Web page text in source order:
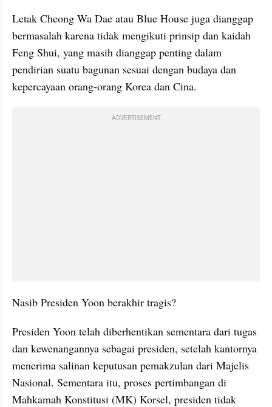
Letak Cheong Wa Dae atau Blue House juga dianggap
bermasalah karena tidak mengikuti prinsip dan kaidah
Feng Shui, yang masih dianggap penting dalam
pendirian suatu bagunan sesuai dengan budaya dan
kepercayaan orang-orang Korea dan Cina.
ADVERTISEMENT
Nasib Presiden Yoon berakhir tragis?
Presiden Yoon telah diberhentikan sementara dari tugas
dan kewenangannya sebagai presiden, setelah kantornya
menerima salinan keputusan pemakzulan dari Majelis
Nasional. Sementara itu, proses pertimbangan di
Mahkamah Konstitusi (MK) Korsel, presiden tidak